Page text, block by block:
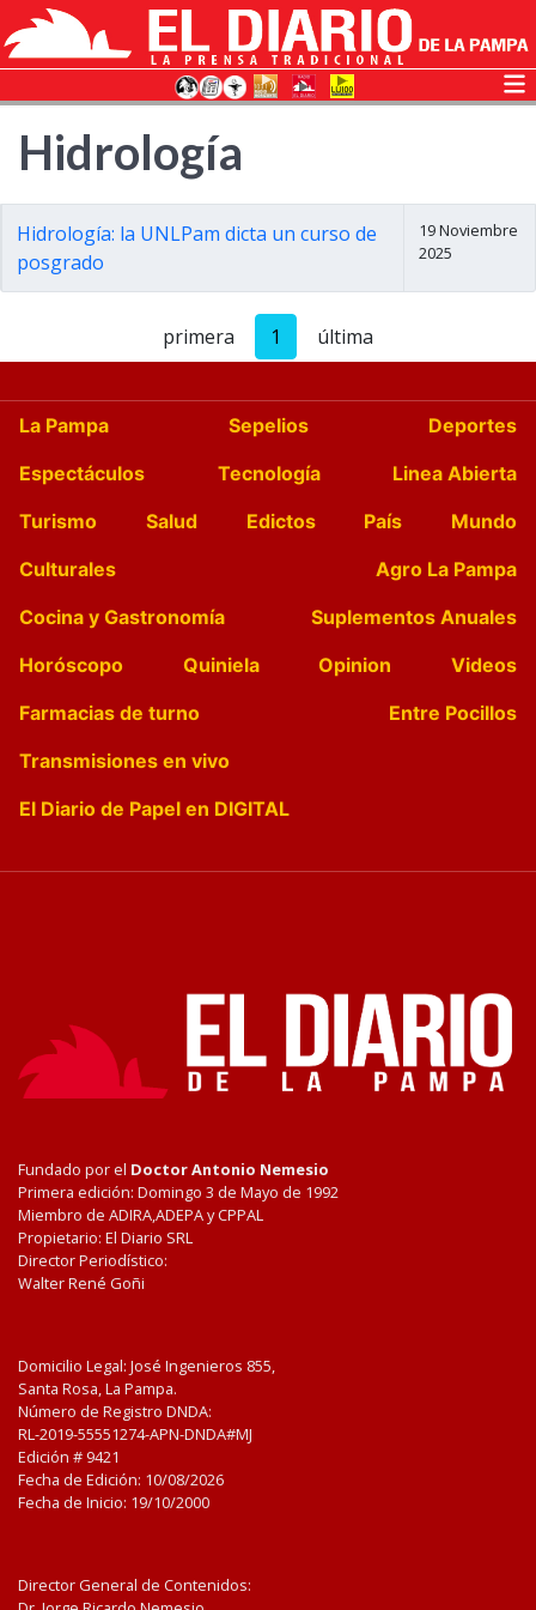
Hidrología
Hidrología: la UNLPam dicta un curso de
posgrado
19 Noviembre
2025
primera 1 última
La Pampa Sepelios
Deportes
Espectáculos
Tecnología
Linea Abierta
Turismo
Salud Edictos País
Mundo
Culturales
Agro La Pampa
Cocina y Gastronomía
Suplementos Anuales
Horóscopo
Quiniela Opinion
Videos
Farmacias de turno
Entre Pocillos
Transmisiones en vivo
El Diario de Papel en DIGITAL
Fundado por el Doctor Antonio Nemesio
Primera edición: Domingo 3 de Mayo de 1992
Miembro de ADIRA,ADEPA y CPPAL
Propietario: El Diario SRL
Director Periodístico:
Walter René Goñi
Domicilio Legal: José Ingenieros 855,
Santa Rosa, La Pampa.
Número de Registro DNDA:
RL-2019-55551274-APN-DNDA#MJ
Edición # 9421
Fecha de Edición: 10/08/2026
Fecha de Inicio: 19/10/2000
Director General de Contenidos: